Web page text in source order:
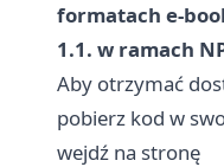
formatach e-
1.1. w ramach
Aby otrzymać
pobierz kod w
wejdź na stronę